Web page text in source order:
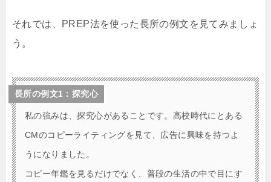
それでは、PREP法を使った長所の例文を見てみましょ
う。
長所の例文1：探究心
私の強みは、探究心があることです。高校時代にとある
CMのコピーライティングを見て、広告に興味を持つよ
うになりました。
コピー年鑑を見るだけでなく、普段の生活の中で目にす